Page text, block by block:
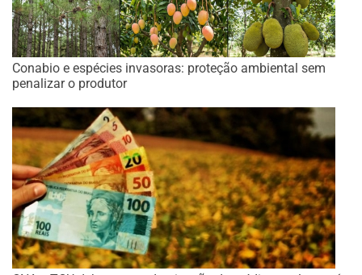
Conabio e espécies invasoras: proteção ambiental sem
penalizar o produtor